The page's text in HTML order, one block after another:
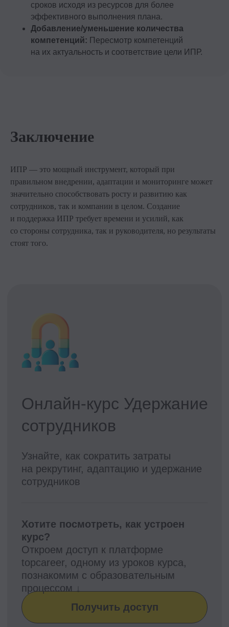
сроков исходя из ресурсов для более
эффективного выполнения плана.
Добавление/уменьшение количества
компетенций: Пересмотр компетенций
на их актуальность и соответствие цели ИПР.
Заключение
ИПР — это мощный инструмент, который при
правильном внедрении, адаптации и мониторинге может
значительно способствовать росту и развитию как
сотрудников, так и компании в целом. Создание
и поддержка ИПР требует времени и усилий, как
со стороны сотрудника, так и руководителя, но результаты
стоят того.
Важное
Политика конфиденциальности
Стать преподавателем
Корпоративное обучение
Стать партнёром
Стать автором блога
Ⓒ 2026 Онлайн-школа topcareer Помогаем
добиться высокой зарплаты вне IT
Подпишитесь на нашу рассылку.
Расскажем, как быстрее дорасти
до зарплаты и должности мечты
Подписаться
Рекрутмент для команд
Командная лицензия
Проект реализуется при грантовой
поддержке Фонда «Сколково»